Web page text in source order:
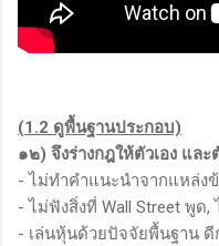
(1.2 ดูพื้นฐานประกอบ)
๑๒) จึงร่างกฎให้ตัวเอง แล
- ไม่ทำคำแนะนำจากแหล่ง
- ไม่ฟังสิ่งที่ Wall Street พูด,
- เล่นหุ้นด้วยปัจจัยพื้นฐาน